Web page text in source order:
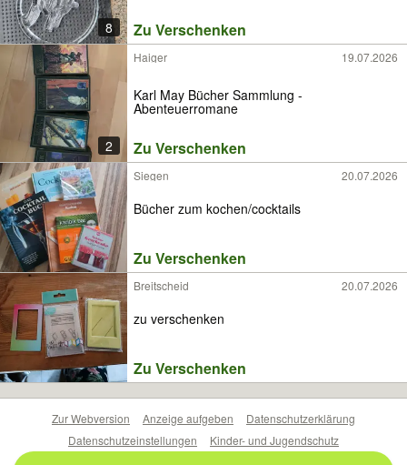
8 Zu Verschenken
2
Haiger 19.07.2026
Karl May Bücher Sammlung -
Abenteuerromane
Zu Verschenken
Siegen 20.07.2026
Bücher zum kochen/cocktails
Zu Verschenken
Breitscheid 20.07.2026
zu verschenken
Zu Verschenken
Zur Webversion Anzeige aufgeben
Datenschutzerklärung
Datenschutzeinstellungen
Kinder- und Jugendschutz